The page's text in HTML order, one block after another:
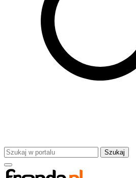
Szukaj